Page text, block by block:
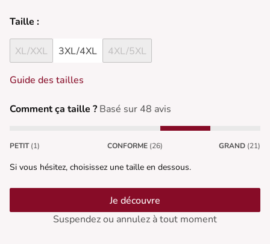
Taille :
XL/XXL 3XL/4XL 4XL/5XL
Guide des tailles
Comment ça taille ? Basé sur 48 avis
PETIT (1) CONFORME (26) GRAND (21)
Si vous hésitez, choisissez une taille en dessous.
Je découvre
Suspendez ou annulez à tout moment